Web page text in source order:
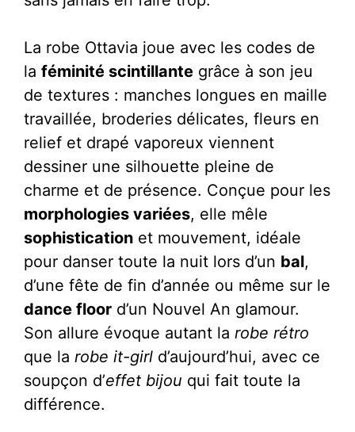
La robe Ottavia joue avec les codes de
la féminité scintillante grâce à son jeu
de textures : manches longues en maille
travaillée, broderies délicates, fleurs en
relief et drapé vaporeux viennent
dessiner une silhouette pleine de
charme et de présence. Conçue pour les
morphologies variées, elle mêle
sophistication et mouvement, idéale
pour danser toute la nuit lors d’un bal,
d’une fête de fin d’année ou même sur le
dance floor d’un Nouvel An glamour.
Son allure évoque autant la robe rétro
que la robe it-girl d’aujourd’hui, avec ce
soupçon d’effet bijou qui fait toute la
différence.